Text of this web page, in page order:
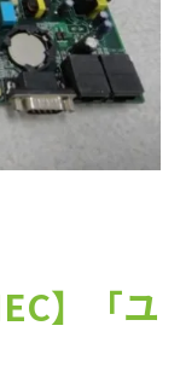
】「ユ